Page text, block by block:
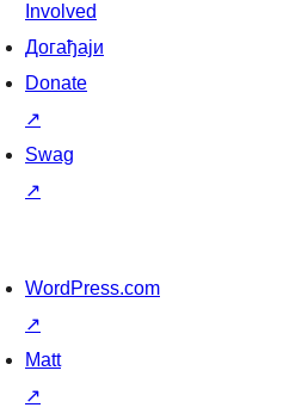
Involved
Догађаји
Donate
↗
Swag
↗
WordPress.com
↗
Matt
↗